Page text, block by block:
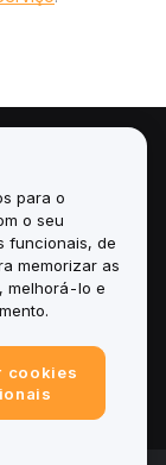
para o
o seu
funcionais, de
memorizar as
melhorá-lo e
cookies